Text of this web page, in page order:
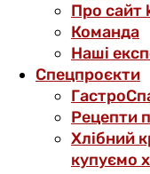
Про сайт
Команда
Наші
Спецпроєкти
Рецепти
Хлібний
купуємо